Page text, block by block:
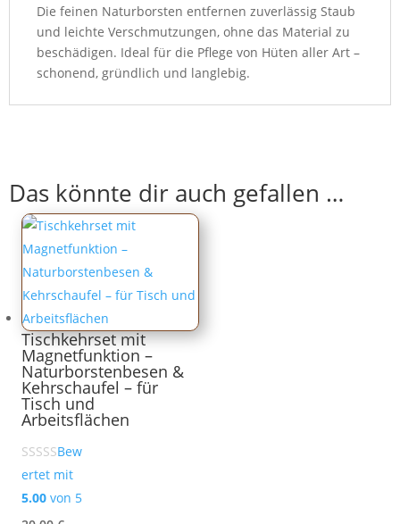
Die feinen Naturborsten entfernen zuverlässig Staub
und leichte Verschmutzungen, ohne das Material zu
beschädigen. Ideal für die Pflege von Hüten aller Art –
schonend, gründlich und langlebig.
Das könnte dir auch gefallen …
Tischkehrset mit
Magnetfunktion –
Naturborstenbesen &
Kehrschaufel – für
Tisch und
Arbeitsflächen
Bew
ertet mit
5.00 von 5